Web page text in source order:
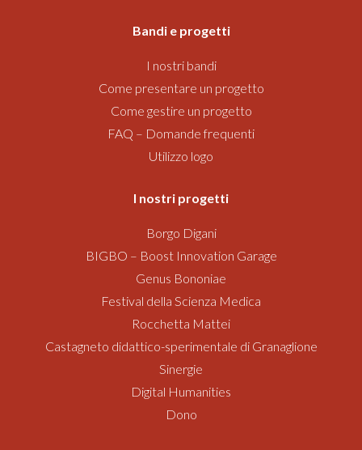
Bandi e progetti
I nostri bandi
Come presentare un progetto
Come gestire un progetto
FAQ – Domande frequenti
Utilizzo logo
I nostri progetti
Borgo Digani
BIGBO – Boost Innovation Garage
Genus Bononiae
Festival della Scienza Medica
Rocchetta Mattei
Castagneto didattico-sperimentale di Granaglione
Sinergie
Digital Humanities
Dono